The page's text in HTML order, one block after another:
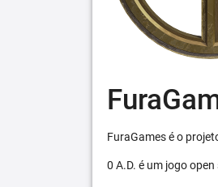
FuraGames é o
0 A.D. é um jogo